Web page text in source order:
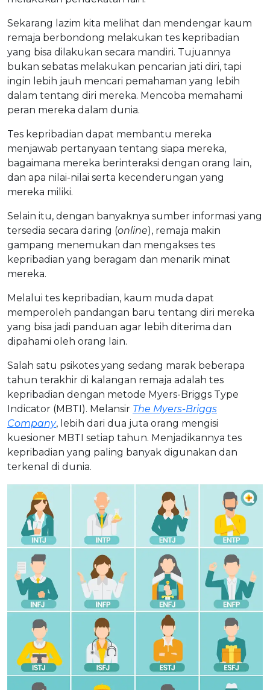
Sekarang lazim kita melihat dan mendengar kaum
remaja berbondong melakukan tes kepribadian
yang bisa dilakukan secara mandiri. Tujuannya
bukan sebatas melakukan pencarian jati diri, tapi
ingin lebih jauh mencari pemahaman yang lebih
dalam tentang diri mereka. Mencoba memahami
peran mereka dalam dunia.
Tes kepribadian dapat membantu mereka
menjawab pertanyaan tentang siapa mereka,
bagaimana mereka berinteraksi dengan orang lain,
dan apa nilai-nilai serta kecenderungan yang
mereka miliki.
Selain itu, dengan banyaknya sumber informasi yang
tersedia secara daring (online), remaja makin
gampang menemukan dan mengakses tes
kepribadian yang beragam dan menarik minat
mereka.
Melalui tes kepribadian, kaum muda dapat
memperoleh pandangan baru tentang diri mereka
yang bisa jadi panduan agar lebih diterima dan
dipahami oleh orang lain.
Salah satu psikotes yang sedang marak beberapa
tahun terakhir di kalangan remaja adalah tes
kepribadian dengan metode Myers-Briggs Type
Indicator (MBTI). Melansir The Myers-Briggs
Company, lebih dari dua juta orang mengisi
kuesioner MBTI setiap tahun. Menjadikannya tes
kepribadian yang paling banyak digunakan dan
terkenal di dunia.